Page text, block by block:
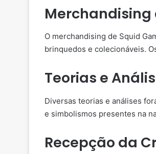
Merchandising
O merchandising de Squid
brinquedos e colecionáveis.
Teorias e
Diversas teorias e análises
e simbolismos presentes na
Recepção da